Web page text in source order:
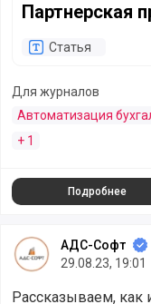
Партнерская
Статья
Для журналов
Автоматизация
+ 1
Подробнее
АДС-Софт
29.08.23, 19:01
Рассказываем, как